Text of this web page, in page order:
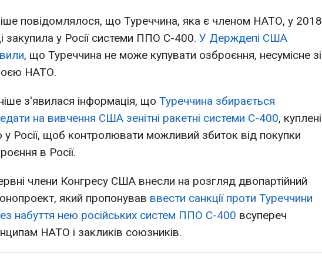
повідомлялося, що Туреччина, яка є членом НАТО, у 2018
закупила у Росії системи ППО С-400. У Держдепі США
, що Туреччина не може купувати озброєння, несумісне зі
НАТО.
з'явилася інформація, що Туреччина збирається
на вивчення США зенітні ракетні системи С-400, куплені
у Росії, щоб контролювати можливий збиток від покупки
в Росії.
члени Конгресу США внесли на розгляд двопартійний
який пропонував ввести санкції проти Туреччини
набуття нею російських систем ППО С-400 всупереч
НАТО і закликів союзників.